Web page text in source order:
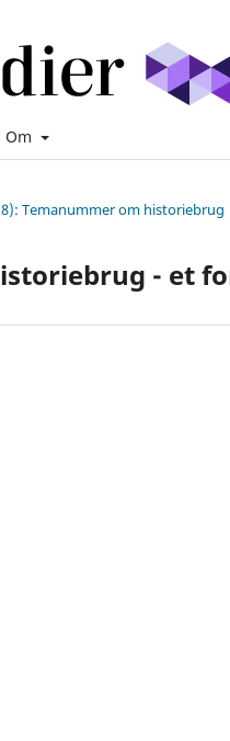
Om
Temanummer om historiebrug
- et